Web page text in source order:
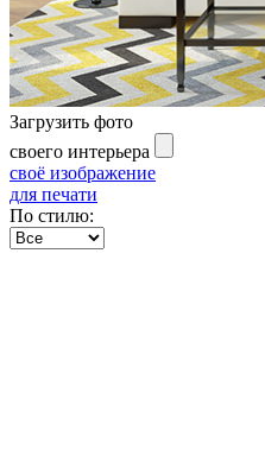
Загрузить фото
своего интерьера
своё изображение
для печати
По стилю: